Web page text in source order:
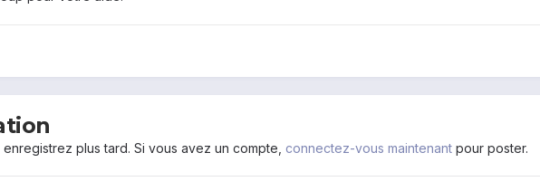
plus tard. Si vous avez un compte, connectez-vous maintenant pour poster.